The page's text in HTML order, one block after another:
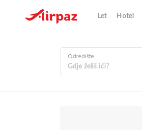
Let Hotel
Odredište